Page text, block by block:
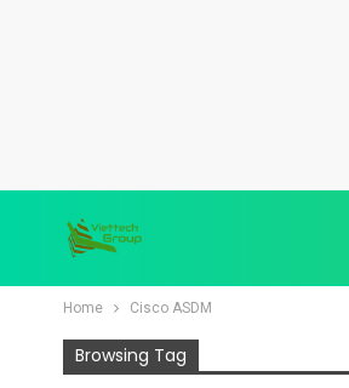
Home Cisco ASDM
Browsing Tag